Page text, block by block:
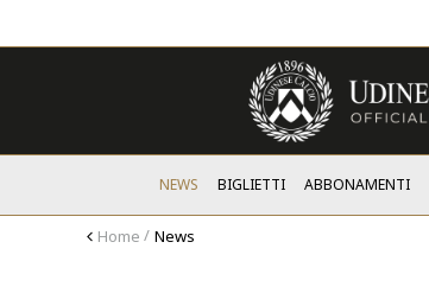
NEWS BIGLIETTI ABBONAMENTI
Home News